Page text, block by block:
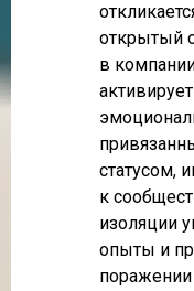
открытый
в
статусом,
к
изоляции
опыты и